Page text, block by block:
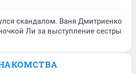
скандалом. Ваня Дмитриенко
Ли за выступление сестры